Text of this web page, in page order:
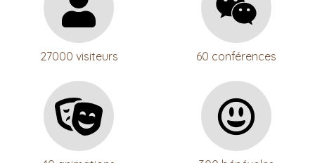
27000 visiteurs 60 conférences